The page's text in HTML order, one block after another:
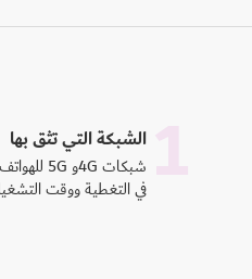
الشبكة التي تثق بها
في التغطية ووقت